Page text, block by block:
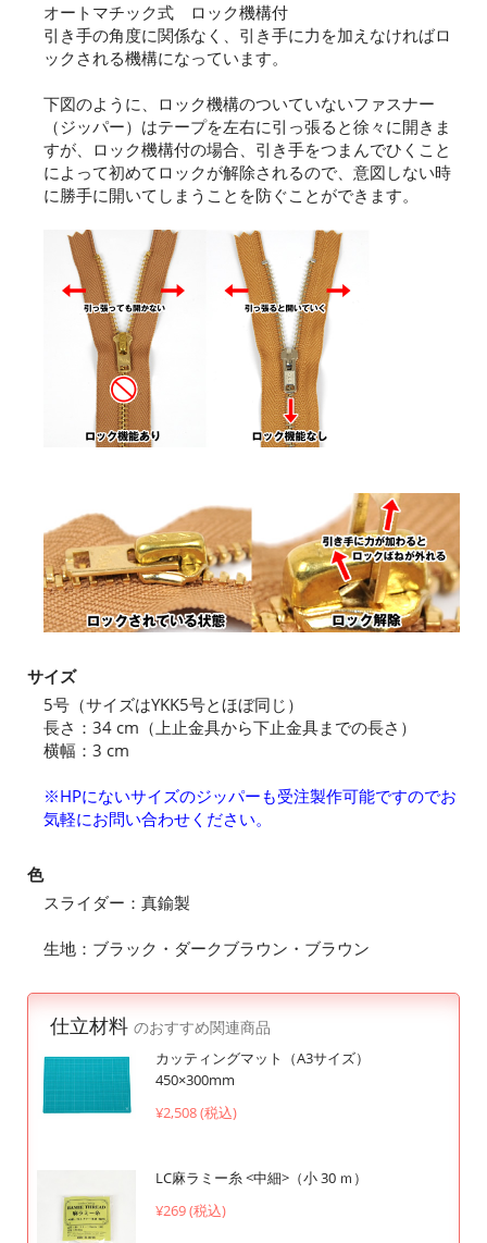
オートマチック式 ロック機構付
引き手の角度に関係なく、引き手に力を加えなければロ
ックされる機構になっています。
下図のように、ロック機構のついていないファスナー
（ジッパー）はテープを左右に引っ張ると徐々に開きま
すが、ロック機構付の場合、引き手をつまんでひくこと
によって初めてロックが解除されるので、意図しない時
に勝手に開いてしまうことを防ぐことができます。
サイズ
5号（サイズはYKK5号とほぼ同じ）
長さ：34 cm（上止金具から下止金具までの長さ）
横幅：3 cm
※HPにないサイズのジッパーも受注製作可能ですのでお
気軽にお問い合わせください。
色
スライダー：真鍮製
生地：ブラック・ダークブラウン・ブラウン
仕立材料 のおすすめ関連商品
カッティングマット（A3サイズ）
450×300mm
¥2,508 (税込)
LC麻ラミー糸 <中細>（小 30 ｍ）
¥269 (税込)